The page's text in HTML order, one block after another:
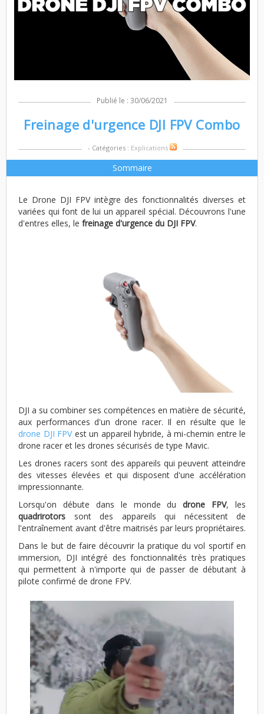
Publié le : 30/06/2021
Freinage d'urgence DJI FPV Combo
- Catégories : Explications
Sommaire
Le Drone DJI FPV intègre des fonctionnalités diverses et
variées qui font de lui un appareil spécial. Découvrons l'une
d'entres elles, le freinage d'urgence du DJI FPV.
DJI a su combiner ses compétences en matière de sécurité,
aux performances d'un drone racer. Il en résulte que le
drone DJI FPVest un appareil hybride, à mi-chemin entre le
drone racer et les drones sécurisés de type Mavic.
Les drones racers sont des appareils qui peuvent atteindre
des vitesses élevées et qui disposent d'une accélération
impressionnante.
Lorsqu'on débute dans le monde dudrone FPV, les
quadrirotors sont des appareils qui nécessitent de
l'entraînement avant d'être maitrisés par leurs propriétaires.
Dans le but de faire découvrir la pratique du vol sportif en
immersion, DJI intégré des fonctionnalités très pratiques
qui permettent à n'importe qui de passer de débutant à
pilote confirmé de drone FPV.